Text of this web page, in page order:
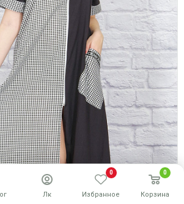
Лк
0
Избранное
0
Корзина